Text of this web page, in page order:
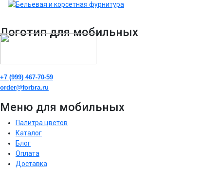
Логотип для мобильных
+7 (999) 467-70-59
order@forbra.ru
Меню для мобильных
Палитра цветов
Каталог
Блог
Оплата
Доставка